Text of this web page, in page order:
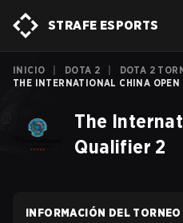
STRAFE ESPORTS
INICIO DOTA 2 DOTA 2
THE INTERNATIONAL CHINA
The
Qualifier 2
INFORMACIÓN DEL TORNEO